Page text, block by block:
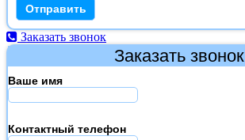
Заказать звонок
Заказать звонок
Ваше имя
Контактный телефон